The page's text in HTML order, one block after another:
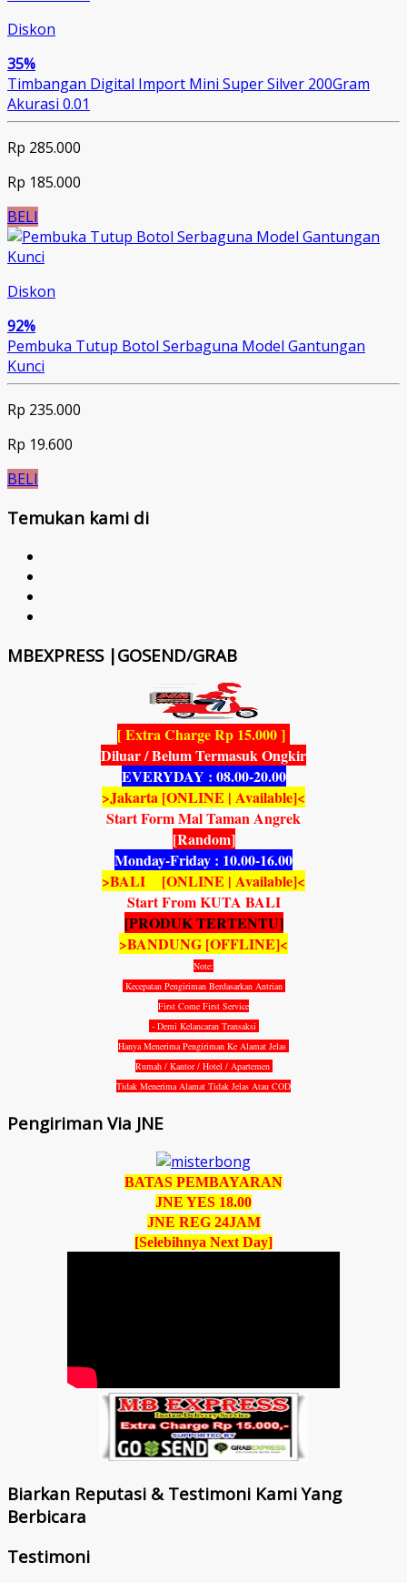
Diskon
35%
Timbangan Digital Import Mini Super Silver 200Gram
Akurasi 0.01
Rp 285.000
Rp 185.000
BELI
Diskon
92%
Pembuka Tutup Botol Serbaguna Model Gantungan
Kunci
Rp 235.000
Rp 19.600
BELI
Temukan kami di
MBEXPRESS |GOSEND/GRAB
[ Extra Charge Rp 15.000 ]
Diluar / Belum Termasuk Ongkir
EVERYDAY : 08.00-20.00
>Jakarta [ONLINE | Available]<
Start Form Mal Taman Angrek
[Random]
Monday-Friday : 10.00-16.00
>BALI [ONLINE | Available]<
Start From KUTA BALI
[PRODUK TERTENTU]
>BANDUNG [OFFLINE]<
Note:
Kecepatan Pengiriman Berdasarkan Antrian
First Come First Service
- Demi Kelancaran Transaksi
Hanya Menerima Pengiriman Ke Alamat Jelas
Rumah / Kantor / Hotel / Apartemen
Tidak Menerima Alamat Tidak Jelas Atau COD
Pengiriman Via JNE
BATAS PEMBAYARAN
JNE YES 18.00
JNE REG 24JAM
[Selebihnya Next Day]
Biarkan Reputasi & Testimoni Kami Yang
Berbicara
Testimoni